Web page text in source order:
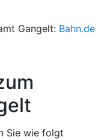
Gangelt: Bahn.de
Sie wie folgt